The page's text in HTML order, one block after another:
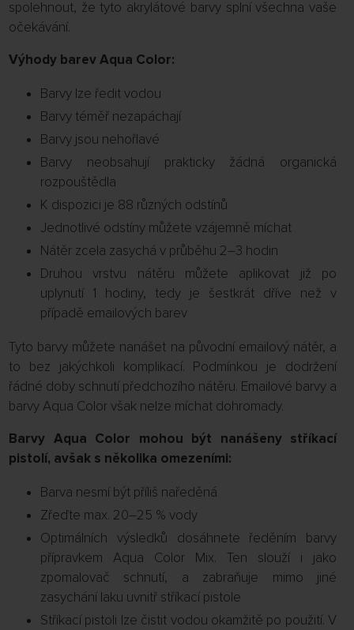
spolehnout, že tyto akrylátové barvy splní všechna vaše
očekávání.
Výhody barev Aqua Color:
Barvy lze ředit vodou
Barvy téměř nezapáchají
Barvy jsou nehořlavé
Barvy neobsahují prakticky žádná organická
rozpouštědla
K dispozici je 88 různých odstínů
Jednotlivé odstíny můžete vzájemně míchat
Nátěr zcela zasychá v průběhu 2–3 hodin
Druhou vrstvu nátěru můžete aplikovat již po
uplynutí 1 hodiny, tedy je šestkrát dříve než v
případě emailových barev
Tyto barvy můžete nanášet na původní emailový nátěr, a
to bez jakýchkoli komplikací. Podmínkou je dodržení
řádné doby schnutí předchozího nátěru. Emailové barvy a
barvy Aqua Color však nelze míchat dohromady.
Barvy Aqua Color mohou být nanášeny stříkací
pistolí, avšak s několika omezeními:
Barva nesmí být příliš naředěná
Zřeďte max. 20–25 % vody
Optimálních výsledků dosáhnete ředěním barvy
přípravkem Aqua Color Mix. Ten slouží i jako
zpomalovač schnutí, a zabraňuje mimo jiné
zasychání laku uvnitř stříkací pistole
Stříkací pistoli lze čistit vodou okamžitě po použití. V